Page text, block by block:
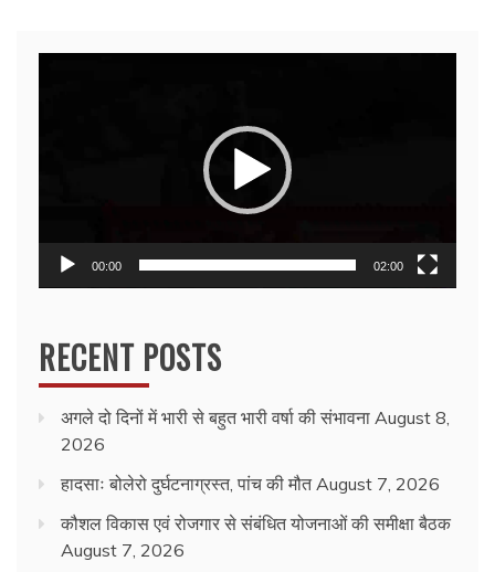
00:00 02:00
RECENT POSTS
अगले दो दिनों में भारी से बहुत भारी वर्षा की संभावना August 8,
2026
हादसाः बोलेरो दुर्घटनाग्रस्त, पांच की मौत August 7, 2026
कौशल विकास एवं रोजगार से संबंधित योजनाओं की समीक्षा बैठक
August 7, 2026